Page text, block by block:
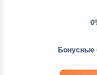
Бонусные